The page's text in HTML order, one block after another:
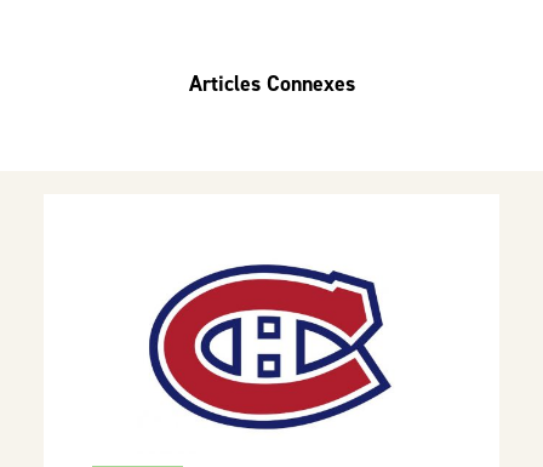
Articles Connexes